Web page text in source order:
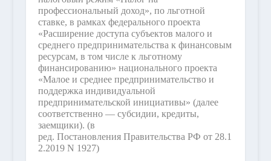
профессиональный доход», по льготной
ставке, в рамках федерального проекта
«Расширение доступа субъектов малого и
среднего предпринимательства к финансовым
ресурсам, в том числе к льготному
финансированию» национального проекта
«Малое и среднее предпринимательство и
поддержка индивидуальной
предпринимательской инициативы» (далее
соответственно — субсидии, кредиты,
заемщики). (в
ред. Постановления Правительства РФ от 28.1
2.2019 N 1927)